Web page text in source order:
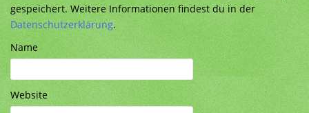
gespeichert. Weitere Informationen findest du in der
Datenschutzerklärung.
Name
Website